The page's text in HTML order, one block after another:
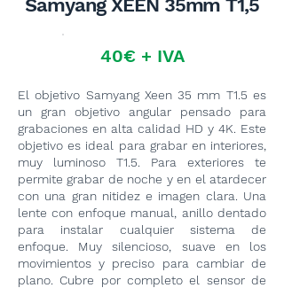
Samyang XEEN 35mm T1,5
40€ + IVA
El objetivo Samyang Xeen 35 mm T1.5 es
un gran objetivo angular pensado para
grabaciones en alta calidad HD y 4K. Este
objetivo es ideal para grabar en interiores,
muy luminoso T1.5. Para exteriores te
permite grabar de noche y en el atardecer
con una gran nitidez e imagen clara. Una
lente con enfoque manual, anillo dentado
para instalar cualquier sistema de
enfoque. Muy silencioso, suave en los
movimientos y preciso para cambiar de
plano. Cubre por completo el sensor de